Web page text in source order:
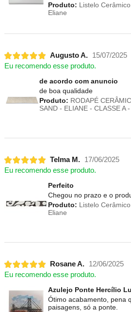
Produto: Listelo
Eliane
Augusto A.
15/07/2025
Eu recomendo esse produto.
de acordo com anuncio
de boa qualidade
Produto: RODAPÉ
SAND - ELIANE - CLASSE A
Telma M.
17/06/2025
Eu recomendo esse produto.
Perfeito
Chegou no prazo e o
Produto: Listelo
Eliane
Rosane A.
12/06/2025
Eu recomendo esse produto.
Azulejo Ponte Hercílio
Ótimo acabamento, pena
paisagens, só a ponte.